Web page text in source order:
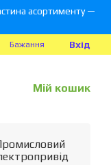
асортименту —
Бажання Вхід
Мій кошик